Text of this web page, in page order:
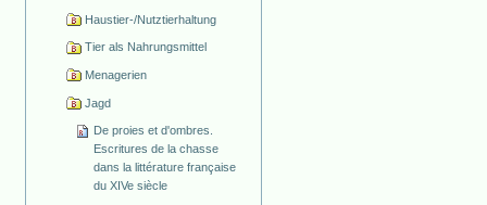
Haustier-/Nutztierhaltung
Tier als Nahrungsmittel
Menagerien
Jagd
De proies et d'ombres.
Escritures de la chasse
dans la littérature française
du XIVe siècle